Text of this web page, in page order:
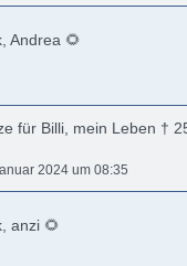
Andrea 🌻
für Billi, mein Leben †
2024 um 08:35
anzi 🌻